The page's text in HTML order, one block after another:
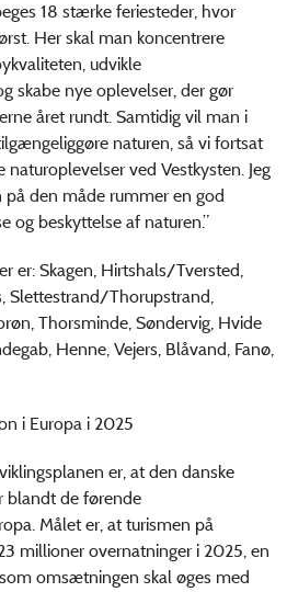
18 stærke feriesteder, hvor
Her skal man koncentrere
udvikle
skabe nye oplevelser, der gør
året rundt. Samtidig vil man i
naturen, så vi fortsat
ved Vestkysten. Jeg
på den måde rummer en god
og beskyttelse af naturen.”
er: Skagen, Hirtshals/Tversted,
Slettestrand/Thorupstrand,
Thorsminde, Søndervig, Hvide
Henne, Vejers, Blåvand, Fanø,
i Europa i 2025
er, at den danske
blandt de førende
Målet er, at turismen på
millioner overnatninger i 2025, en
omsætningen skal øges med